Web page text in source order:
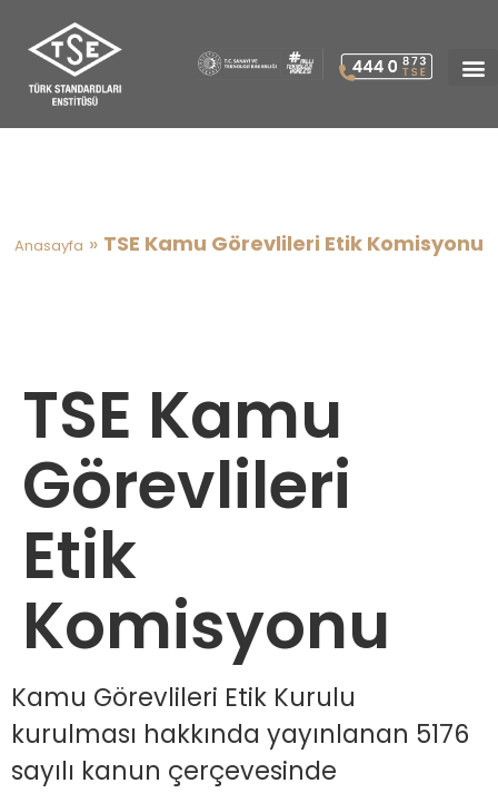
Anasayfa » TSE Kamu Görevlileri Etik Komisyonu
TSE Kamu
Görevlileri
Etik
Komisyonu
Kamu Görevlileri Etik Kurulu
kurulması hakkında yayınlanan 5176
sayılı kanun çerçevesinde